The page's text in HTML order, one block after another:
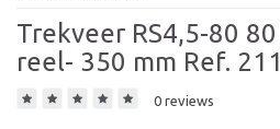
Trekveer RS4,5-80 80
reel- 350 mm Ref.
0 reviews